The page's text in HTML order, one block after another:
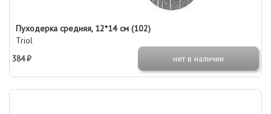
Пуходерка средняя, 12*14 см (102)
Triol
384 ₽
нет в наличии